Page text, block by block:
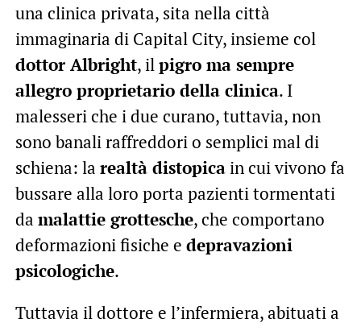
una clinica privata, sita nella città
immaginaria di Capital City, insieme col
dottor Albright, ilpigro ma sempre
allegro proprietario della clinica. I
malesseri che i due curano, tuttavia, non
sono banali raffreddori o semplici mal di
schiena: la realtà distopicain cui vivono fa
bussare alla loro porta pazienti tormentati
da malattie grottesche, che comportano
deformazioni fisiche e depravazioni
psicologiche.
Tuttavia il dottore e l’infermiera, abituati a